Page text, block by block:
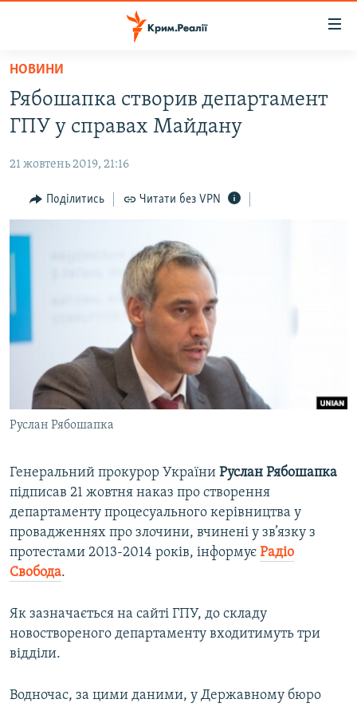
Перейти
основного
матеріалу
до
навігації
Перейти
НОВИНИ
ВІДЕО ТА ФОТО
ПОЛІТИКА
БЛОГИ
ІНТЕРВ'Ю
СПЕЦПРОЕКТИ
ДЕПОРТАЦІЯ
ВІДЕОУРОКИ «ELIFBE»
СВІДЧЕННЯ ОКУПАЦІЇ
УКРАЇНСЬКА ПРОБЛЕМА КРИМУ
ЯК ОБІЙТИ БЛОКУВАННЯ
Русский
Qırımtatar
Усі сайти RFE/RL
НОВИНИ
Рябошапка створив департамент
ГПУ у справах Майдану
21 жовтень 2019, 21:16
Поділитись Читати без VPN
Руслан Рябошапка
Генеральний прокурор України Руслан Рябошапка
підписав 21 жовтня наказ про створення
департаменту процесуального керівництва у
провадженнях про злочини, вчинені у зв’язку з
протестами 2013-2014 років, інформує Радіо
Свобода.
Як зазначається на сайті ГПУ, до складу
новоствореного департаменту входитимуть три
відділи.
Водночас, за цими даними, у Державному бюро